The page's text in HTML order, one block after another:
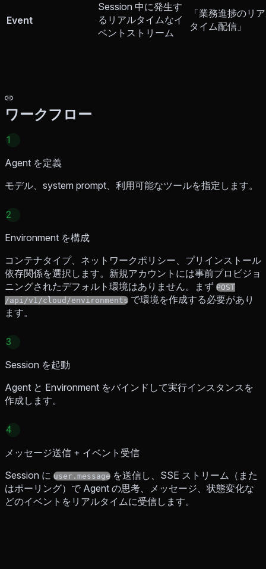
Event
Session 中に発生す
るリアルタイムなイ
ベントストリーム
「業務進捗のリ
タイム配信」
ワークフロー
1
Agent を定義
モデル、system prompt、利用可能なツールを指定します。
2
Environment を構成
コンテナタイプ、ネットワークポリシー、プリインストール
依存関係を選択します。新規アカウントには事前プロビジョ
ニングされたデフォルト環境はありません。まず POST
/api/v1/cloud/environments で環境を作成する必要があり
ます。
3
Session を起動
Agent と Environment をバインドして実行インスタンスを
作成します。
4
メッセージ送信 + イベント受信
Session に user.message を送信し、SSE ストリーム（また
はポーリング）で Agent の思考、メッセージ、状態変化な
どのイベントをリアルタイムに受信します。